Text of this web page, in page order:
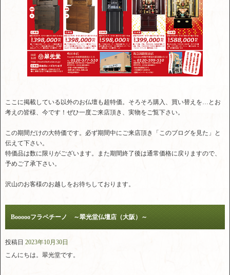
ここに掲載している以外のお仏壇も超特価。そろそろ購入、買い替えを…とお
考えの皆様、今です！ぜひ一度ご来店頂き、実物をご覧下さい。
この期間だけの大特価です。必ず期間中にご来店頂き「このブログを見た」と
伝えて下さい。
特価品は数に限りがございます。また期間終了後は通常価格に戻りますので、
予めご了承下さい。
沢山のお客様のお越しをお待ちしております。
Boooooフラペチーノ ～翠光堂仏壇店（大阪）～
投稿日 2023年10月30日
こんにちは。翠光堂です。